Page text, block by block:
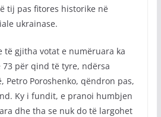
tij pas fitores historike në
ukrainase.
të gjitha votat e numëruara ka
73 për qind të tyre, ndërsa
Petro Poroshenko, qëndron pas,
Ky i fundit, e pranoi humbjen
dhe tha se nuk do të largohet